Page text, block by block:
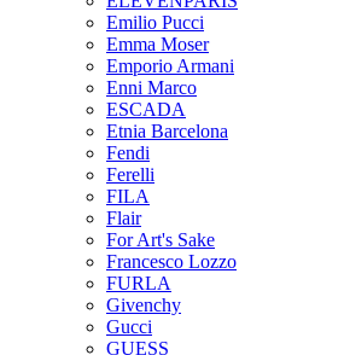
Emilio Pucci
Emma Moser
Emporio Armani
Enni Marco
ESCADA
Etnia Barcelona
Fendi
Ferelli
FILA
Flair
For Art's Sake
Francesco Lozzo
FURLA
Givenchy
Gucci
GUESS